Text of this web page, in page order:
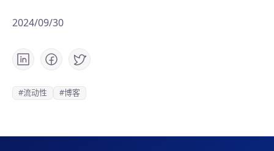
2024/09/30
#流动性 #博客